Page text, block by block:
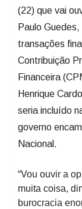
(22) que vai
Paulo
transações
Contribuição
Financeira
Henrique
seria incluído
governo
Nacional.
“Vou ouvir a
muita coisa,
burocracia